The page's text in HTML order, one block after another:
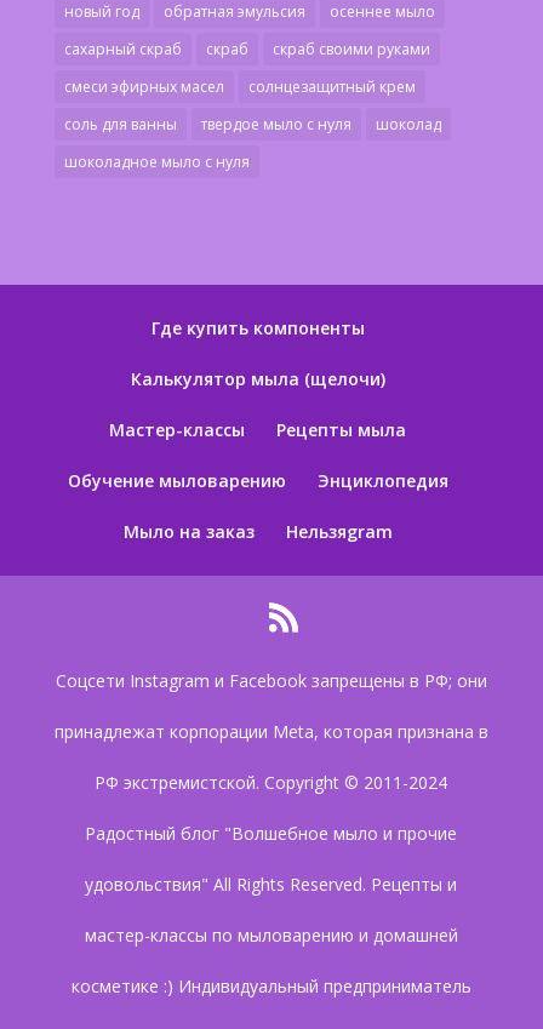
новый год
обратная эмульсия
осеннее мыло
сахарный скраб
скраб
скраб своими руками
смеси эфирных масел
солнцезащитный крем
соль для ванны
твердое мыло с нуля
шоколад
шоколадное мыло с нуля
Где купить компоненты
Калькулятор мыла (щелочи)
Мастер-классы Рецепты мыла
Обучение мыловарению Энциклопедия
Мыло на заказ Нельзяgram
Соцсети Instagram и Facebook запрещены в РФ; они
принадлежат корпорации Meta, которая признана в
РФ экстремистской. Copyright © 2011-2024
Радостный блог "Волшебное мыло и прочие
удовольствия" All Rights Reserved. Рецепты и
мастер-классы по мыловарению и домашней
косметике :) Индивидуальный предприниматель